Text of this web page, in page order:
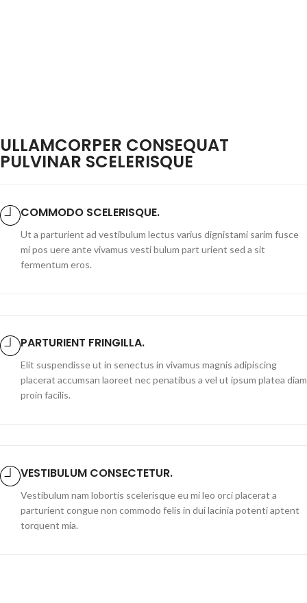
ULLAMCORPER CONSEQUAT
PULVINAR SCELERISQUE
COMMODO SCELERISQUE.
Ut a parturient ad vestibulum lectus varius dignistami sarim fusce
mi pos uere ante vivamus vesti bulum part urient sed a sit
fermentum eros.
PARTURIENT FRINGILLA.
Elit suspendisse ut in senectus in vivamus magnis adipiscing
placerat accumsan laoreet nec penatibus a vel ut ipsum platea diam
proin facilis.
VESTIBULUM CONSECTETUR.
Vestibulum nam lobortis scelerisque eu mi leo orci placerat a
parturient congue non commodo felis in dui lacinia potenti aptent
torquent mia.